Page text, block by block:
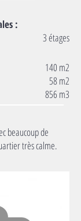
:
3 étages
140 m2
58 m2
856 m3
beaucoup de
très calme.